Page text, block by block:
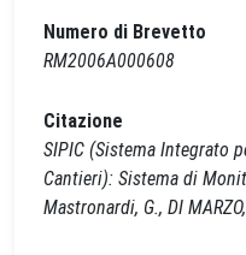
Numero di Brevetto
RM2006A000608
Citazione
SIPIC (Sistema Integrato
Cantieri): Sistema di
Mastronardi, G., DI